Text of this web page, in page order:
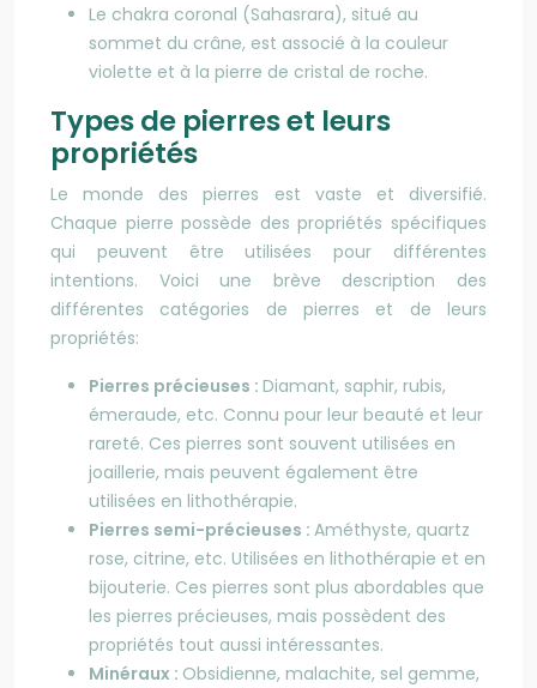
Le chakra coronal (Sahasrara), situé au
sommet du crâne, est associé à la couleur
violette et à la pierre de cristal de roche.
Types de pierres et leurs
propriétés
Le monde des pierres est vaste et diversifié.
Chaque pierre possède des propriétés spécifiques
qui peuvent être utilisées pour différentes
intentions. Voici une brève description des
différentes catégories de pierres et de leurs
propriétés:
Pierres précieuses : Diamant, saphir, rubis,
émeraude, etc. Connu pour leur beauté et leur
rareté. Ces pierres sont souvent utilisées en
joaillerie, mais peuvent également être
utilisées en lithothérapie.
Pierres semi-précieuses : Améthyste, quartz
rose, citrine, etc. Utilisées en lithothérapie et en
bijouterie. Ces pierres sont plus abordables que
les pierres précieuses, mais possèdent des
propriétés tout aussi intéressantes.
Minéraux : Obsidienne, malachite, sel gemme,